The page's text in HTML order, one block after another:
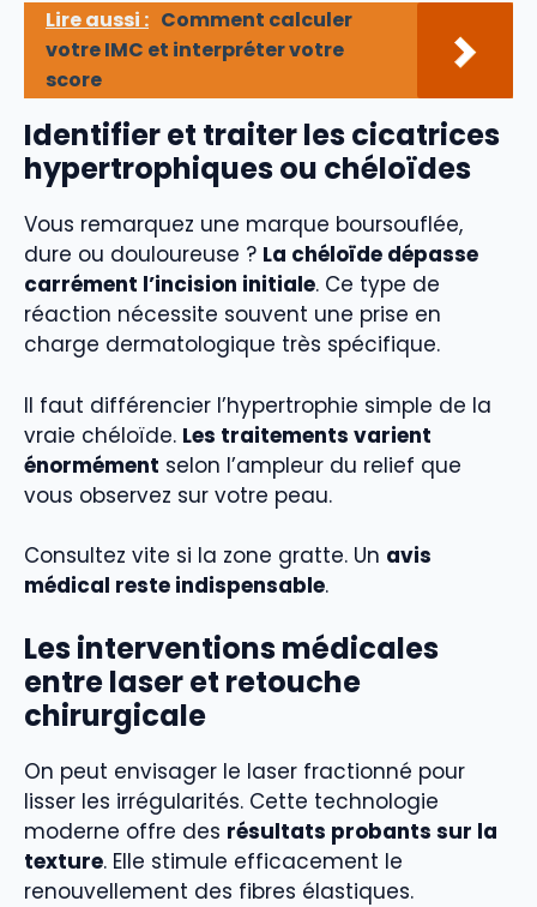
Lire aussi : Comment calculer
votre IMC et interpréter votre
score
Identifier et traiter les cicatrices
hypertrophiques ou chéloïdes
Vous remarquez une marque boursouflée,
dure ou douloureuse ? La chéloïde dépasse
carrément l’incision initiale. Ce type de
réaction nécessite souvent une prise en
charge dermatologique très spécifique.
Il faut différencier l’hypertrophie simple de la
vraie chéloïde. Les traitements varient
énormément selon l’ampleur du relief que
vous observez sur votre peau.
Consultez vite si la zone gratte. Un avis
médical reste indispensable.
Les interventions médicales
entre laser et retouche
chirurgicale
On peut envisager le laser fractionné pour
lisser les irrégularités. Cette technologie
moderne offre des résultats probants sur la
texture. Elle stimule efficacement le
renouvellement des fibres élastiques.